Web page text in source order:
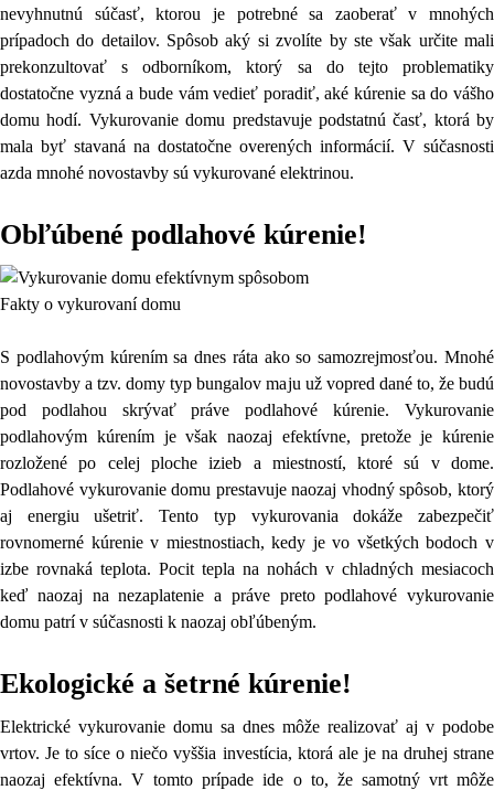
nevyhnutnú súčasť, ktorou je potrebné sa zaoberať v mnohých
prípadoch do detailov. Spôsob aký si zvolíte by ste však určite mali
prekonzultovať s odborníkom, ktorý sa do tejto problematiky
dostatočne vyzná a bude vám vedieť poradiť, aké kúrenie sa do vášho
domu hodí. Vykurovanie domu predstavuje podstatnú časť, ktorá by
mala byť stavaná na dostatočne overených informácií. V súčasnosti
azda mnohé novostavby sú vykurované elektrinou.
Obľúbené podlahové kúrenie!
Fakty o vykurovaní domu
S podlahovým kúrením sa dnes ráta ako so samozrejmosťou. Mnohé
novostavby a tzv. domy typ bungalov maju už vopred dané to, že budú
pod podlahou skrývať práve podlahové kúrenie. Vykurovanie
podlahovým kúrením je však naozaj efektívne, pretože je kúrenie
rozložené po celej ploche izieb a miestností, ktoré sú v dome.
Podlahové vykurovanie domu prestavuje naozaj vhodný spôsob, ktorý
aj energiu ušetriť. Tento typ vykurovania dokáže zabezpečiť
rovnomerné kúrenie v miestnostiach, kedy je vo všetkých bodoch v
izbe rovnaká teplota. Pocit tepla na nohách v chladných mesiacoch
keď naozaj na nezaplatenie a práve preto podlahové vykurovanie
domu patrí v súčasnosti k naozaj obľúbeným.
Ekologické a šetrné kúrenie!
Elektrické vykurovanie domu sa dnes môže realizovať aj v podobe
vrtov. Je to síce o niečo vyššia investícia, ktorá ale je na druhej strane
naozaj efektívna. V tomto prípade ide o to, že samotný vrt môže